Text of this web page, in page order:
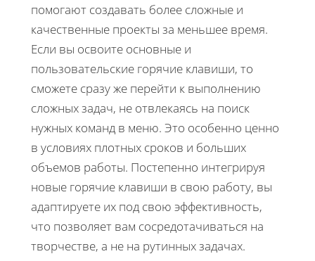
помогают создавать более сложные и
качественные проекты за меньшее время.
Если вы освоите основные и
пользовательские горячие клавиши, то
сможете сразу же перейти к выполнению
сложных задач, не отвлекаясь на поиск
нужных команд в меню. Это особенно ценно
в условиях плотных сроков и больших
объемов работы. Постепенно интегрируя
новые горячие клавиши в свою работу, вы
адаптируете их под свою эффективность,
что позволяет вам сосредотачиваться на
творчестве, а не на рутинных задачах.